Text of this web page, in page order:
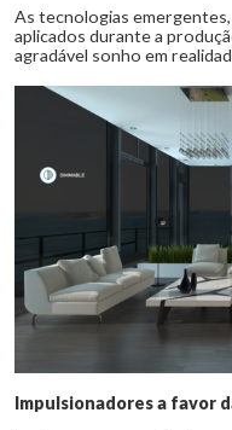
As tecnologias
aplicados durante a
agradável sonho em
Impulsionadores a favor